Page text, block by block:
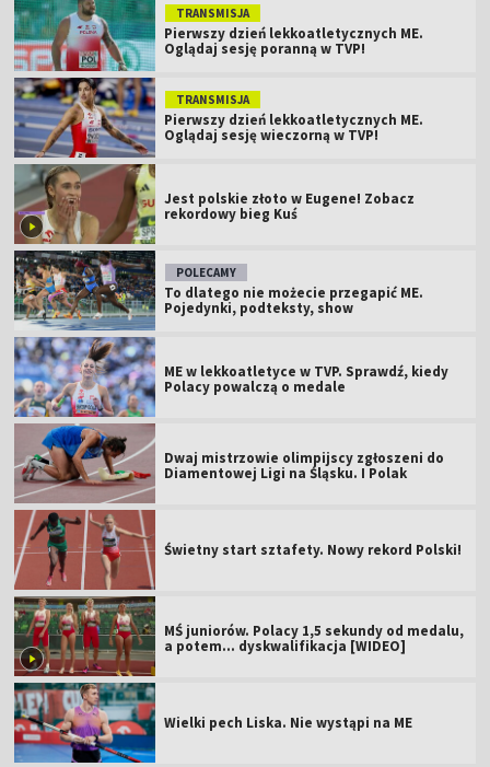
TRANSMISJA
Pierwszy dzień lekkoatletycznych ME.
Oglądaj sesję poranną w TVP!
TRANSMISJA
Pierwszy dzień lekkoatletycznych ME.
Oglądaj sesję wieczorną w TVP!
Jest polskie złoto w Eugene! Zobacz
rekordowy bieg Kuś
POLECAMY
To dlatego nie możecie przegapić ME.
Pojedynki, podteksty, show
ME w lekkoatletyce w TVP. Sprawdź, kiedy
Polacy powalczą o medale
Dwaj mistrzowie olimpijscy zgłoszeni do
Diamentowej Ligi na Śląsku. I Polak
Świetny start sztafety. Nowy rekord Polski!
MŚ juniorów. Polacy 1,5 sekundy od medalu,
a potem... dyskwalifikacja [WIDEO]
Wielki pech Liska. Nie wystąpi na ME